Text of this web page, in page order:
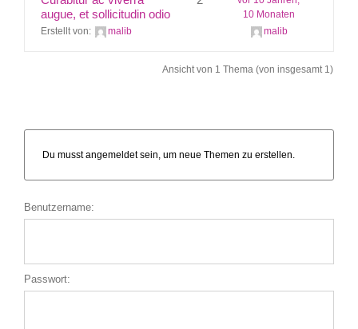
augue, et sollicitudin odio
Erstellt von: malib
10 Monaten
malib
Ansicht von 1 Thema (von insgesamt 1)
Du musst angemeldet sein, um neue Themen zu erstellen.
Benutzername:
Passwort: